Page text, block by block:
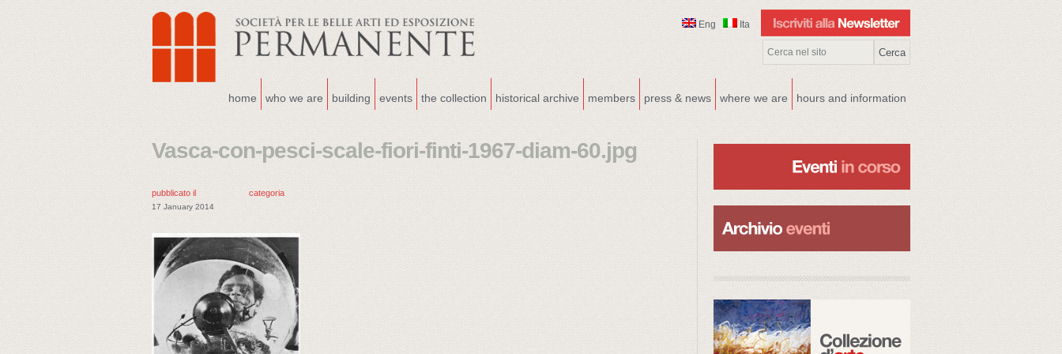
Eng Ita
home who we are building events the collection historical archive members press & news where we are hours and information
Vasca-con-pesci-scale-fiori-finti-1967-diam-60.jpg
pubblicato il
17 January 2014
categoria